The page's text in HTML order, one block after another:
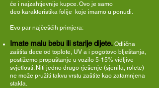
će i najzahtjevnije kupce. Ovo je samo
deo karakteristika folije koje imamo u ponudi.
Evo par najčešćih primjera:
Imate malu bebu ili starije dijete. Odlična
zaštita dece od toplote, UV a i pogotovo blještanja,
postižemo propuštanje u vozilo 5-15% vidljive
svjetlosti. Niti jedno drugo rješenje (sjenila, rolete)
ne može pružiti takvu vrstu zaštite kao zatamnjena
stakla.